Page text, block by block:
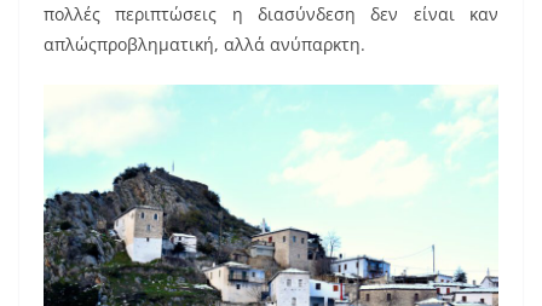
πολλές περιπτώσεις η διασύνδεση δεν είναι καν
απλώςπροβληματική, αλλά ανύπαρκτη.